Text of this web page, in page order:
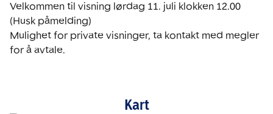
Velkommen til visning lørdag 11. juli klokken 12.00
(Husk påmelding)
Mulighet for private visninger, ta kontakt med megler
for å avtale.
Kart